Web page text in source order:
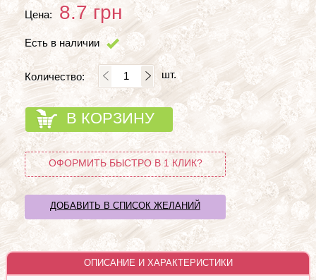
Цена: 8.7грн
Есть в наличии
Количество: шт.
В КОРЗИНУ
ОФОРМИТЬ БЫСТРО В 1 КЛИК?
ДОБАВИТЬ В СПИСОК ЖЕЛАНИЙ
ОПИСАНИЕ И ХАРАКТЕРИСТИКИ